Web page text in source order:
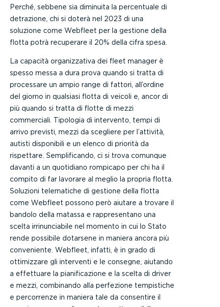
Perché, sebbene sia diminuita la percentuale di
detrazione, chi si doterà nel 2023 di una
soluzione come Webfleet per la gestione della
flotta potrà recuperare il 20% della cifra spesa.
La capacità organizzativa dei fleet manager è
spesso messa a dura prova quando si tratta di
processare un ampio range di fattori, all’ordine
del giorno in qualsiasi flotta di veicoli e, ancor di
più quando si tratta di flotte di mezzi
commerciali. Tipologia di intervento, tempi di
arrivo previsti, mezzi da scegliere per l’attività,
autisti disponibili e un elenco di priorità da
rispettare. Semplificando, ci si trova comunque
davanti a un quotidiano rompicapo per chi ha il
compito di far lavorare al meglio la propria flotta.
Soluzioni telematiche di gestione della flotta
come Webfleet possono però aiutare a trovare il
bandolo della matassa e rappresentano una
scelta irrinunciabile nel momento in cui lo Stato
rende possibile dotarsene in maniera ancora più
conveniente. Webfleet, infatti, è in grado di
ottimizzare gli interventi e le consegne, aiutando
a effettuare la pianificazione e la scelta di driver
e mezzi, combinando alla perfezione tempistiche
e percorrenze in maniera tale da consentire il